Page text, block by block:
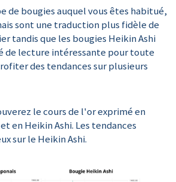
de bougies auquel vous êtes habitué,
sont une traduction plus fidèle de
tandis que les bougies Heikin Ashi
de lecture intéressante pour toute
des tendances sur plusieurs
le cours de l'or exprimé en
en Heikin Ashi. Les tendances
sur le Heikin Ashi.